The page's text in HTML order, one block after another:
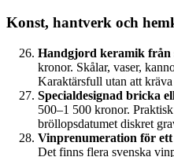
Konst, hantverk och
Handgjord keramik från
kronor. Skålar, vaser,
Karaktärsfull utan att
Specialdesignad bricka
500–1 500 kronor.
bröllops­datumet diskret
Vinprenumeration för
Det finns flera svenska